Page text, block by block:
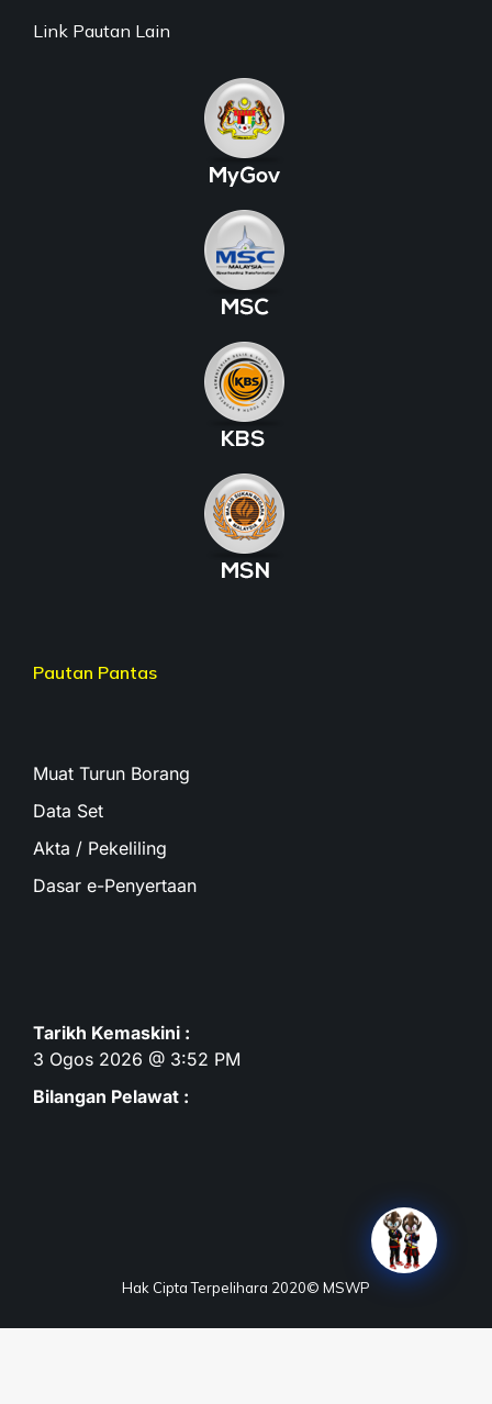
Link Pautan Lain
Pautan Pantas
Muat Turun Borang
Data Set
Akta / Pekeliling
Dasar e-Penyertaan
Tarikh Kemaskini :
3 Ogos 2026 @ 3:52 PM
Bilangan Pelawat :
Hak Cipta Terpelihara 2020© MSWP